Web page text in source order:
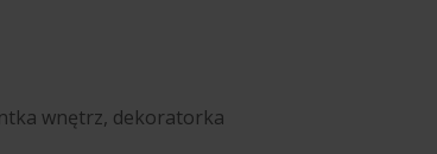
wnętrz, dekoratorka